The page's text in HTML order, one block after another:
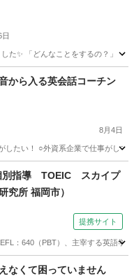
日
た✨ 「どんなことをするの？」
レッスン
から入る英会話コーチン
8月4日
したい！ ○外資系企業で仕事がし
別指導 TOEIC スカイプ
究所 福岡市）
提携サイト
：640（PBT）、主宰する英語
なくて困っていません